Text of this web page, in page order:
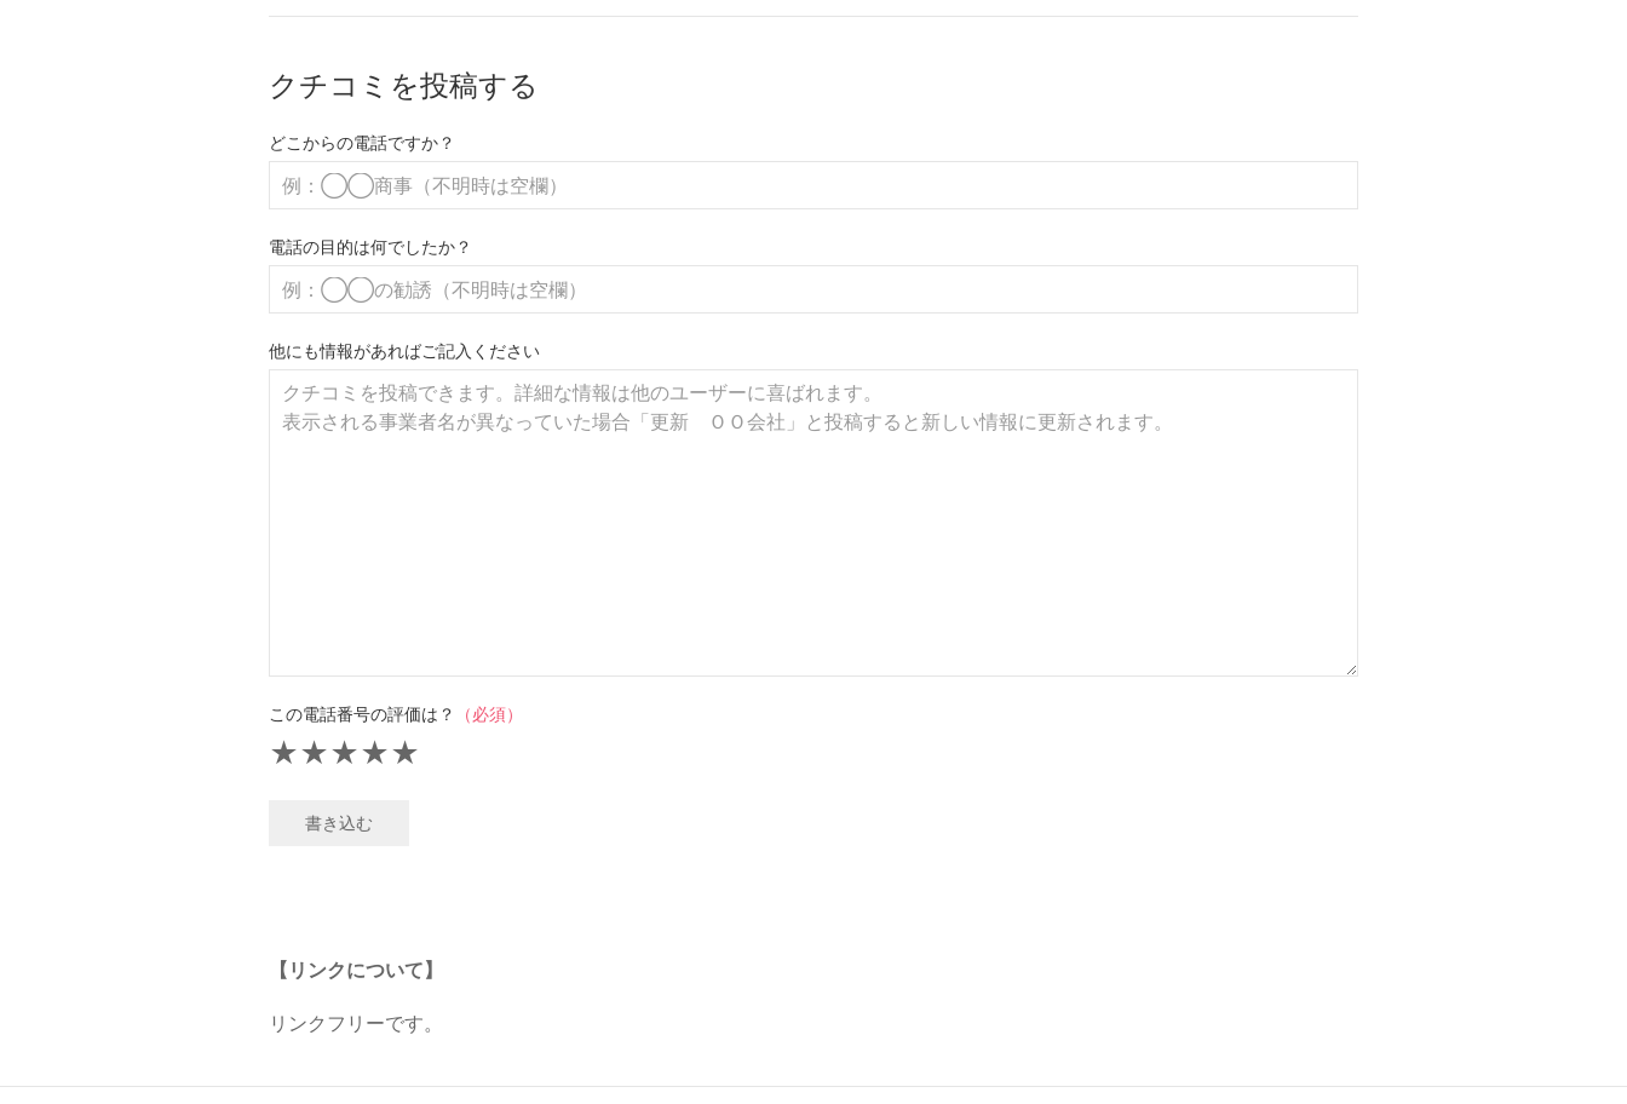
クチコミを投稿する
どこからの電話ですか？
電話の目的は何でしたか？
他にも情報があればご記入ください
この電話番号の評価は？ （必須）
★
★
★
★
★
書き込む
【リンクについて】
リンクフリーです。